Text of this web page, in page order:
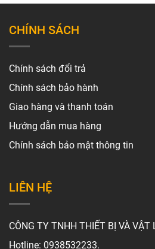
CHÍNH SÁCH
Chính sách đổi trả
Chính sách bảo hành
Giao hàng và thanh toán
Hướng dẫn mua hàng
Chính sách bảo mật thông tin
LIÊN HỆ
CÔNG TY TNHH THIẾT BỊ VÀ VẬT
Hotline: 0938532233.